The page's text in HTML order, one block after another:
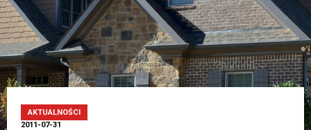
AKTUALNOŚCI
2011-07-31